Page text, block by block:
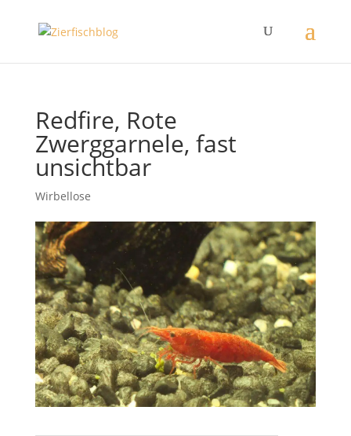
Redfire, Rote
Zwerggarnele, fast
unsichtbar
Wirbellose